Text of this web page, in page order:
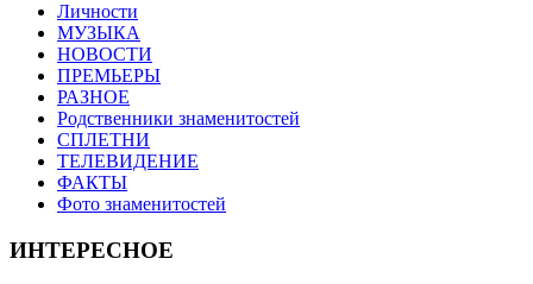
Личности
МУЗЫКА
НОВОСТИ
ПРЕМЬЕРЫ
РАЗНОЕ
Родственники знаменитостей
СПЛЕТНИ
ТЕЛЕВИДЕНИЕ
ФАКТЫ
Фото знаменитостей
ИНТЕРЕСНОЕ